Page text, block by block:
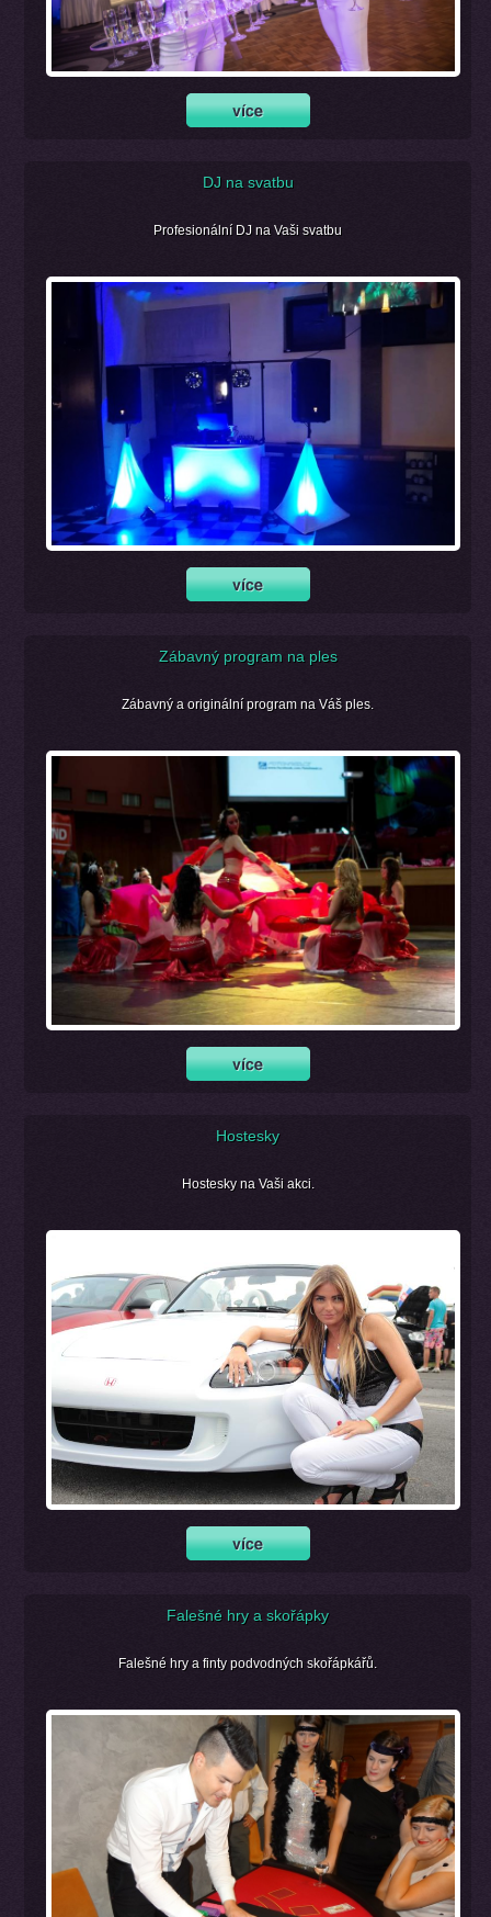
DJ na svatbu
Profesionální DJ na Vaši svatbu
Zábavný program na ples
Zábavný a originální program na Váš ples.
Hostesky
Hostesky na Vaši akci.
Falešné hry a skořápky
Falešné hry a finty podvodných skořápkářů.